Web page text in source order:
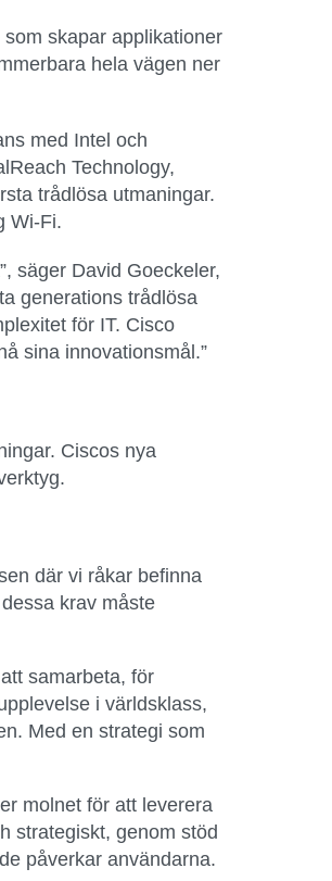
skapar applikationer
hela vägen ner
med Intel och
Technology,
trådlösa utmaningar.
Wi-Fi.
säger David Goeckeler,
generations trådlösa
för IT. Cisco
sina innovationsmål.”
Ciscos nya
där vi råkar befinna
krav måste
samarbeta, för
i världsklass,
Med en strategi som
molnet för att leverera
strategiskt, genom stöd
påverkar användarna.